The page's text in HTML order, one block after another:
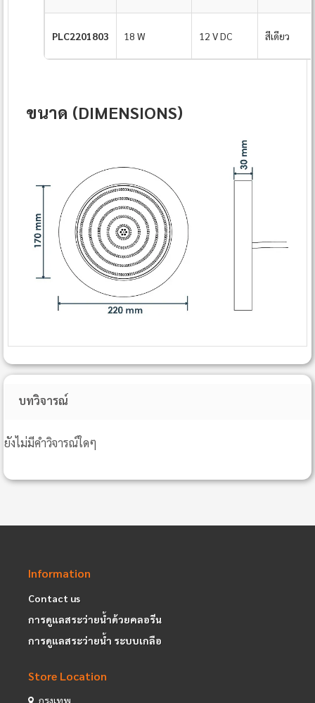
PLC2201803 18 W 12 V DC สีเดียว
ขนาด (DIMENSIONS)
บทวิจารณ์
ยังไม่มีคำวิจารณ์ใดๆ
Information
Contact us
การดูแลสระว่ายน้ำด้วยคลอรีน
การดูแลสระว่ายน้ำ ระบบเกลือ
Store Location
กรุงเทพ